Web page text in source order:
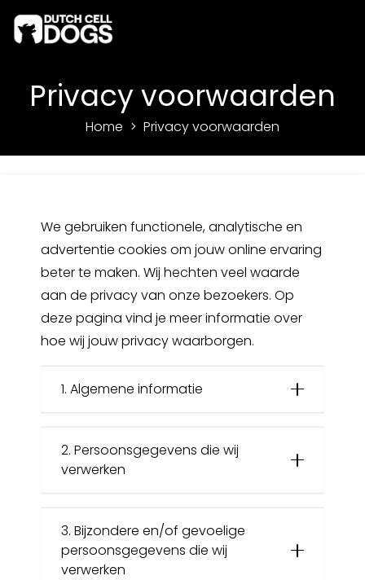
Privacy voorwaarden
Home Privacy voorwaarden
We gebruiken functionele, analytische en
advertentie cookies om jouw online ervaring
beter te maken. Wij hechten veel waarde
aan de privacy van onze bezoekers. Op
deze pagina vind je meer informatie over
hoe wij jouw privacy waarborgen.
1. Algemene informatie
2. Persoonsgegevens die wij
verwerken
3. Bijzondere en/of gevoelige
persoonsgegevens die wij
verwerken